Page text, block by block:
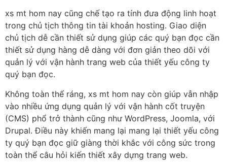
xs mt hom nay cũng chế tạo ra tính đưa động linh hoạt
trong chủ tịch thông tin tài khoản hosting. Giao diện
chủ tịch dễ cần thiết sử dụng giúp các quý bạn đọc cần
thiết sử dụng hàng dễ dàng với đơn giản theo dõi với
quản lý với vận hành trang web của thiết yếu công ty
quý bạn đọc.
Không toàn thể ráng, xs mt hom nay còn giúp vẫn nhập
vào nhiều ứng dụng quản lý với vận hành cốt truyện
(CMS) phổ trở thành cũng như WordPress, Joomla, với
Drupal. Điều này khiến mang lại mang lại thiết yếu công
ty quý bạn đọc giữ giàng thời khắc với công sức trong
toàn thể câu hỏi kiến thiết xây dựng trang web.